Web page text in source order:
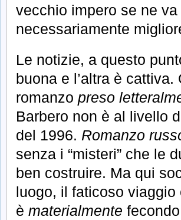
vecchio impero se ne
necessariamente
Le notizie, a questo
buona e l’altra è cattiva.
romanzo preso
Barbero non è al livello
del 1996. Romanzo
senza i “misteri” che le
ben costruire. Ma qui
luogo, il faticoso
è materialmente